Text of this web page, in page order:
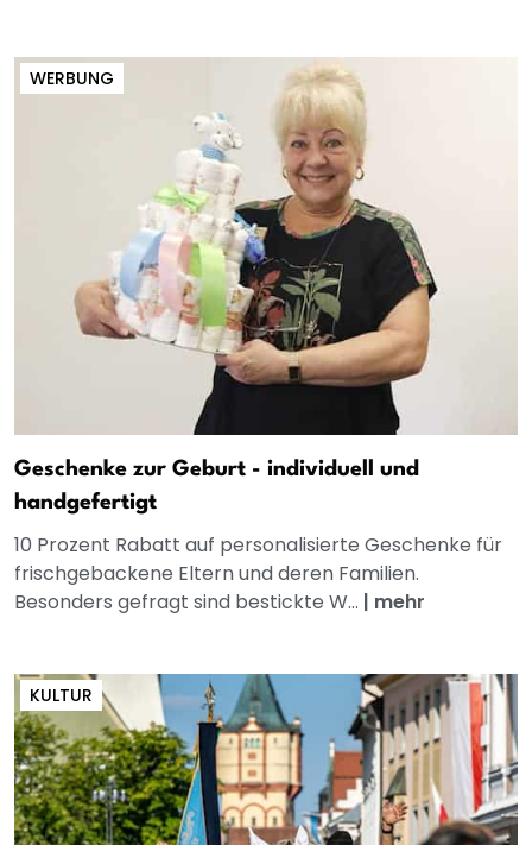
WERBUNG
Geschenke zur Geburt - individuell und
handgefertigt
10 Prozent Rabatt auf personalisierte Geschenke für
frischgebackene Eltern und deren Familien.
Besonders gefragt sind bestickte W... | mehr
KULTUR